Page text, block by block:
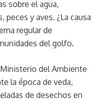
sobre el agua,
y aves. ¿La causa
regular de
del golfo.
del Ambiente
la época de veda,
de desechos en